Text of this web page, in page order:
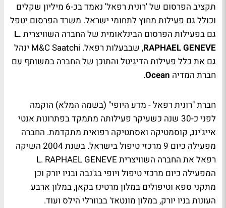
תקציב הפרסום של 'רונית רפאל' נאמד בכ-6 מיליון שקלים
וכולל גם פעילות מחוץ לתחומי ישראל. משרד הפרסום יטפל
גם בפעילות הפרסום הבינלאומית של החברה השוויצרית L.
RAPHAEL GENEVE
, שבבעלות רפאל. M&C Saatchi ינהל
גם את כלל פעילות הדיגיטל והתוכן של החברה במשותף עם
חברת המדיה Ocean
.
חברת "רונית רפאל - מדע היופי" (בשמה המלא) הוקמה
לפני כ-30 שנה כשעיקר פעילותה מתמקד בפתרונות אנטי
אייג'ינג, קוסמטיקה ואסתטיקה רפואית מתקדמת. החברה
מפעילה כיום 9 מרכזי טיפול בישראל. בשנת 2004 השיקה
רפאל את החברה השוויצרית L. RAPHAEL GENEVE
המפעילה כיום מרכזי טיפול ויופי בג'נבה ובניו יורק וכן
מתקני ספא וטיפולים במלון מרטינז בקאן, במלון ארבע
העונות בניו יורק, במלון מונטאז' בבוורלי הילס ועוד.